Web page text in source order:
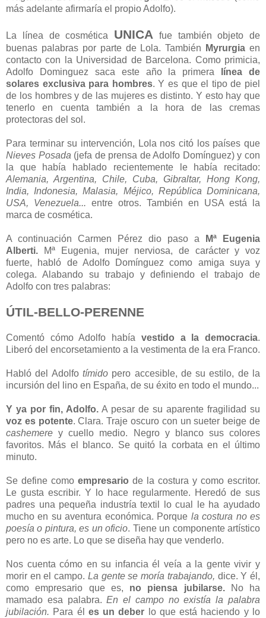
más adelante afirmaría el propio Adolfo).
La línea de cosmética UNICA fue también objeto de
buenas palabras por parte de Lola. También
Myrurgia en
contacto con la Universidad de Barcelona. Como primicia,
Adolfo Dominguez saca este año la primera
línea de
solares exclusiva para hombres. Y es que el tipo de piel
de los hombres y de las mujeres es distinto. Y esto hay que
tenerlo en cuenta también a la hora de las cremas
protectoras del sol.
Para terminar su intervención, Lola nos citó los países que
Nieves Posada (jefa de prensa de Adolfo Domínguez) y con
la que había hablado recientemente le había recitado:
Alemania, Argentina, Chile, Cuba, Gibraltar, Hong Kong,
India, Indonesia, Malasia, Méjico, República Dominicana,
USA, Venezuela... entre otros. También en USA está la
marca de cosmética.
A continuación Carmen Pérez dio paso a
Mª Eugenia
Alberti. Mª Eugenia, mujer nerviosa, de carácter y voz
fuerte, habló de Adolfo Domínguez como amiga suya y
colega. Alabando su trabajo y definiendo el trabajo de
Adolfo con tres palabras:
ÚTIL-BELLO-PERENNE
Comentó cómo Adolfo había vestido a la democracia.
Liberó del encorsetamiento a la vestimenta de la era Franco.
Habló del Adolfo tímidopero accesible, de su estilo, de la
incursión del lino en España, de su éxito en todo el mundo...
Y ya por fin, Adolfo. A pesar de su aparente fragilidad su
voz es potente. Clara. Traje oscuro con un sueter beige de
cashemere y cuello medio. Negro y blanco sus colores
favoritos. Más el blanco. Se quitó la corbata en el último
minuto.
Se define como empresario de la costura y como escritor.
Le gusta escribir. Y lo hace regularmente. Heredó de sus
padres una pequeña industría textil lo cual le ha ayudado
mucho en su aventura económica. Porque la costura no es
poesía o pintura, es un oficio. Tiene un componente artístico
pero no es arte. Lo que se diseña hay que venderlo.
Nos cuenta cómo en su infancia él veía a la gente vivir y
morir en el campo. La gente se moría trabajando, dice. Y él,
como empresario que es, no piensa jubilarse.No ha
mamado esa palabra.En el campo no existía la palabra
jubilación. Para él es un deber lo que está haciendo y lo